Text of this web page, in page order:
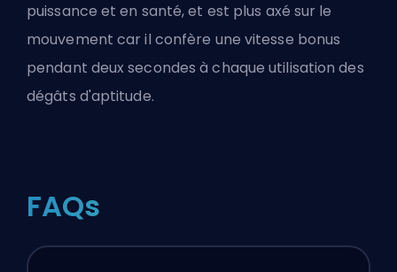
puissance et en santé, et est plus axé sur le
mouvement car il confère une vitesse bonus
pendant deux secondes à chaque utilisation des
dégâts d'aptitude.
FAQs